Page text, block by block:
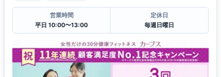
営業時間
平日 10:00〜13:00
定休日
毎週日曜日